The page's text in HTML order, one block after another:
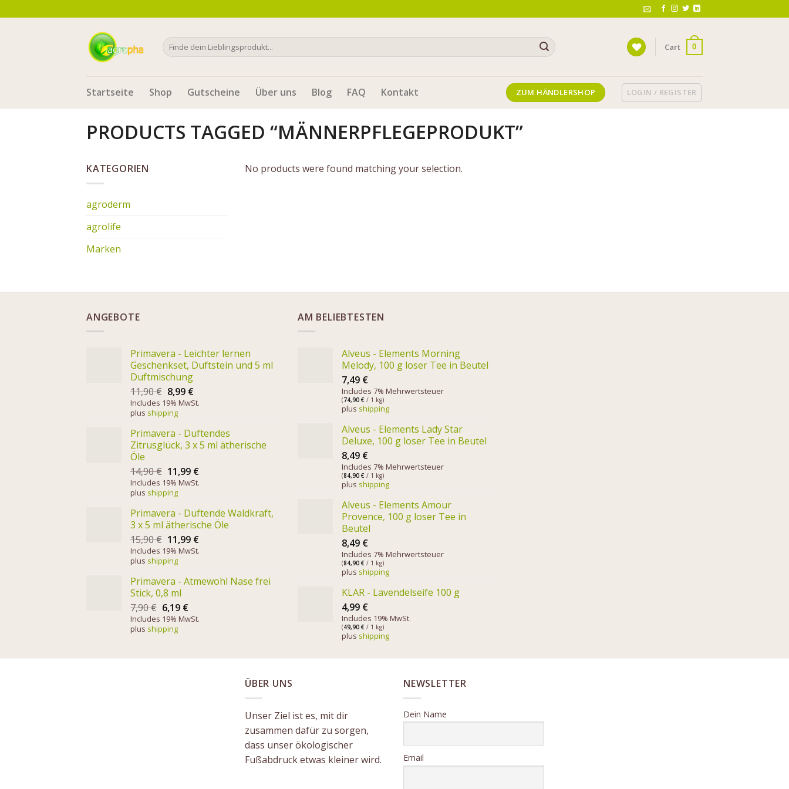
to
Search
for:
Cart 0
Startseite Shop Gutscheine Über uns Blog FAQ Kontakt ZUM HÄNDLERSHOP LOGIN / REGISTER
PRODUCTS TAGGED “MÄNNERPFLEGEPRODUKT”
KATEGORIEN
agroderm
agrolife
Marken
No products were found matching your selection.
ANGEBOTE
Primavera - Leichter lernen
Geschenkset, Duftstein und 5 ml
Duftmischung
11,90€ 8,99 €
Includes 19% MwSt.
plus shipping
Primavera - Duftendes
Zitrusglück, 3 x 5 ml ätherische
Öle
14,90€ 11,99 €
Includes 19% MwSt.
plus shipping
Primavera - Duftende Waldkraft,
3 x 5 ml ätherische Öle
15,90€ 11,99 €
Includes 19% MwSt.
plus shipping
Primavera - Atmewohl Nase frei
Stick, 0,8 ml
7,90€ 6,19 €
Includes 19% MwSt.
plus shipping
AM BELIEBTESTEN
Alveus - Elements Morning
Melody, 100 g loser Tee in Beutel
7,49 €
Includes 7% Mehrwertsteuer
(74,90 € / 1 kg)
plus shipping
Alveus - Elements Lady Star
Deluxe, 100 g loser Tee in Beutel
8,49 €
Includes 7% Mehrwertsteuer
(84,90 € / 1 kg)
plus shipping
Alveus - Elements Amour
Provence, 100 g loser Tee in
Beutel
8,49 €
Includes 7% Mehrwertsteuer
(84,90 € / 1 kg)
plus shipping
KLAR - Lavendelseife 100 g
4,99 €
Includes 19% MwSt.
(49,90 € / 1 kg)
plus shipping
ÜBER UNS
Unser Ziel ist es, mit dir
zusammen dafür zu sorgen,
dass unser ökologischer
Fußabdruck etwas kleiner wird.
NEWSLETTER
Dein Name
Email